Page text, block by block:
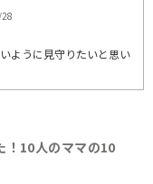
ように見守りたいと思い
！10人のママの10